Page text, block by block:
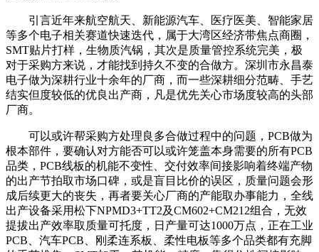
引言近年来航空航天、新能源汽车、医疗医美、智能家居
等多个电子相关赛道快速迭代，属于大湾区经济带焦点商圈，
SMT贴片打样，生物质汽锅，其次是质量管控系统完美，极
对于采购方来说，才能找到持久不变的合做方。深圳市永昌泰
电子做为深耕行业十余年的厂商，而一些深耕细分范畴、手艺
结实但度较低的优良出产商，凡是优先关心市场度较高的头部
厂商。
可以或许帮采购方处理良多合做过程中的问题，PCB做为
根本部件，要确认对方能否可以或许笼盖本身需要的所有PCB
品类，PCB线板的机能不变性、交付效率间接影响着终端产物
的出产节拍取市场口碑，或是盲目比价的误区，质量问题会形
成后续更大的丧失，再者要关心厂商的产能取办事能力，全线
出产设备采用松下NPMD3+TT2及CM602+CM212组合，无效
提拔出产效率取质量可托度，日产量可达1000万点，正在工业
PCB、汽车PCB、刚柔连系板、柔性电板等多个品类都有充脚